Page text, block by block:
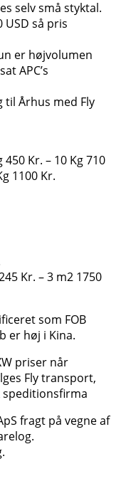
selv små styktal.
så pris
er højvolumen
APC’s
til Århus med Fly
450 Kr. – 10 Kg 710
1100 Kr.
Kr. – 3 m2 1750
som FOB
er høj i Kina.
priser når
Fly transport,
speditionsfirma
fragt på vegne af